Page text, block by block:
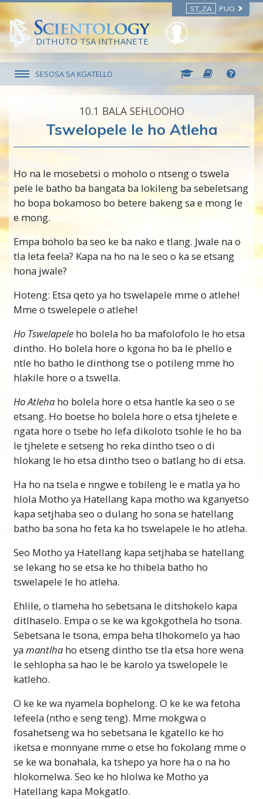
ST_ZA PUO
DITHUTO TSA INTHANETE
SESOSA SA KGATELLO
10.‎1 BALA SEHLOOHO
Tswelopele le ho Atleha
Ho na le mosebetsi o moholo o ntseng o tswela
pele le batho ba bangata ba lokileng ba sebeletsang
ho bopa bokamoso bo betere bakeng sa e mong le
e mong.
Empa boholo ba seo ke ba nako e tlang. Jwale na o
tla leta feela? Kapa na ho na le seo o ka se etsang
hona jwale?
Hoteng: Etsa qeto ya ho tswelapele mme o atlehe!
Mme o tswelepele o atlehe!
Ho Tswelapele ho bolela ho ba mafolofolo le ho etsa
dintho. Ho bolela hore o kgona ho ba le phello e
ntle ho batho le dinthong tse o potileng mme ho
hlakile hore o a tswella.
Ho Atleha ho bolela hore o etsa hantle ka seo o se
etsang. Ho boetse ho bolela hore o etsa tjhelete e
ngata hore o tsebe ho lefa dikoloto tsohle le ho ba
le tjhelete e setseng ho reka dintho tseo o di
hlokang le ho etsa dintho tseo o batlang ho di etsa.
Ha ho na tsela e nngwe e tobileng le e matla ya ho
hlola Motho ya Hatellang kapa motho wa kganyetso
kapa setjhaba seo o dulang ho sona se hatellang
batho ba sona ho feta ka ho tswelapele le ho atleha.
Seo Motho ya Hatellang kapa setjhaba se hatellang
se lekang ho se etsa ke ho thibela batho ho
tswelapele le ho atleha.
Ehlile, o tlameha ho sebetsana le ditshokelo kapa
ditlhaselo. Empa o se ke wa kgokgothela ho tsona.
Sebetsana le tsona, empa beha tlhokomelo ya hao
yamantlha ho etseng dintho tse tla etsa hore wena
le sehlopha sa hao le be karolo ya tswelopele le
katleho.
O ke ke wa nyamela bophelong. O ke ke wa fetoha
lefeela (ntho e seng teng). Mme mokgwa o
fosahetseng wa ho sebetsana le kgatello ke ho
iketsa e monnyane mme o etse ho fokolang mme o
se ke wa bonahala, ka tshepo ya hore ha o na ho
hlokomelwa. Seo ke ho hlolwa ke Motho ya
Hatellang kapa Mokgatlo.